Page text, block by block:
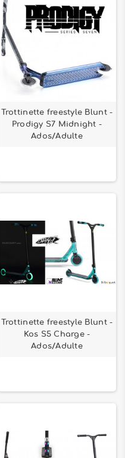
Trottinette freestyle Blunt -
Prodigy S7 Midnight -
Ados/Adulte
Trottinette freestyle Blunt -
Kos S5 Charge -
Ados/Adulte